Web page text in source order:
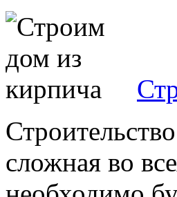
сложная во